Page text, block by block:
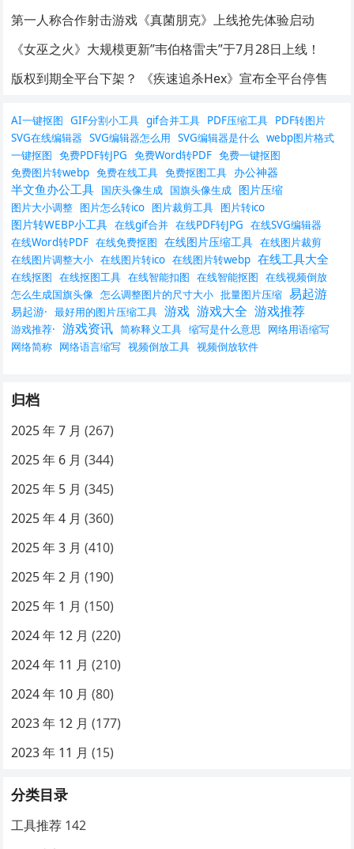
第一人称合作射击游戏《真菌朋克》上线抢先体验启动
《女巫之火》大规模更新”韦伯格雷夫”于7月28日上线！
版权到期全平台下架？ 《疾速追杀Hex》宣布全平台停售
AI一键抠图 GIF分割小工具 gif合并工具 PDF压缩工具 PDF转图片
SVG在线编辑器 SVG编辑器怎么用 SVG编辑器是什么 webp图片格式
一键抠图 免费PDF转JPG 免费Word转PDF 免费一键抠图
免费图片转webp 免费在线工具 免费抠图工具 办公神器
半文鱼办公工具 国庆头像生成 国旗头像生成 图片压缩
图片大小调整 图片怎么转ico 图片裁剪工具 图片转ico
图片转WEBP小工具 在线gif合并 在线PDF转JPG 在线SVG编辑器
在线Word转PDF 在线免费抠图 在线图片压缩工具 在线图片裁剪
在线图片调整大小 在线图片转ico 在线图片转webp 在线工具大全
在线抠图 在线抠图工具 在线智能扣图 在线智能抠图 在线视频倒放
怎么生成国旗头像 怎么调整图片的尺寸大小 批量图片压缩 易起游
易起游· 最好用的图片压缩工具 游戏 游戏大全 游戏推荐
游戏推荐· 游戏资讯 简称释义工具 缩写是什么意思
网络用语缩写
网络简称 网络语言缩写 视频倒放工具 视频倒放软件
归档
2025 年 7 月 (267)
2025 年 6 月 (344)
2025 年 5 月 (345)
2025 年 4 月 (360)
2025 年 3 月 (410)
2025 年 2 月 (190)
2025 年 1 月 (150)
2024 年 12 月 (220)
2024 年 11 月 (210)
2024 年 10 月 (80)
2023 年 12 月 (177)
2023 年 11 月 (15)
分类目录
工具推荐 142